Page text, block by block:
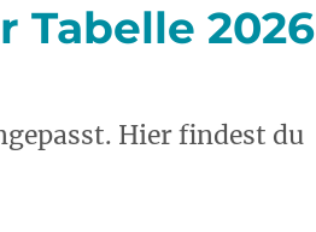
Tabelle 2026
Hier findest du